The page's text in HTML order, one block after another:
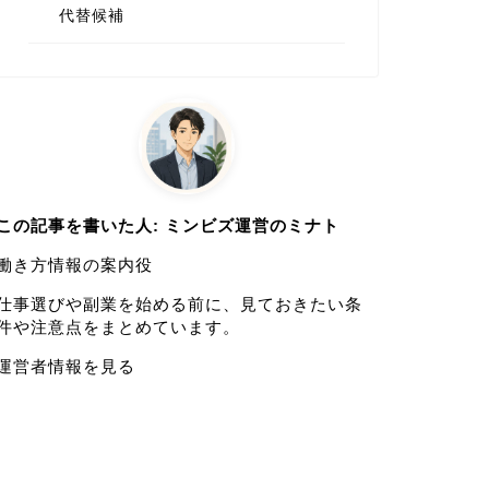
代替候補
の記事を書いた人: ミンビズ運営のミナト
き方情報の案内役
事選びや副業を始める前に、見ておきたい条
や注意点をまとめています。
営者情報を見る